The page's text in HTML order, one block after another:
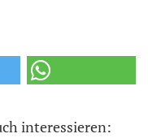
interessieren: